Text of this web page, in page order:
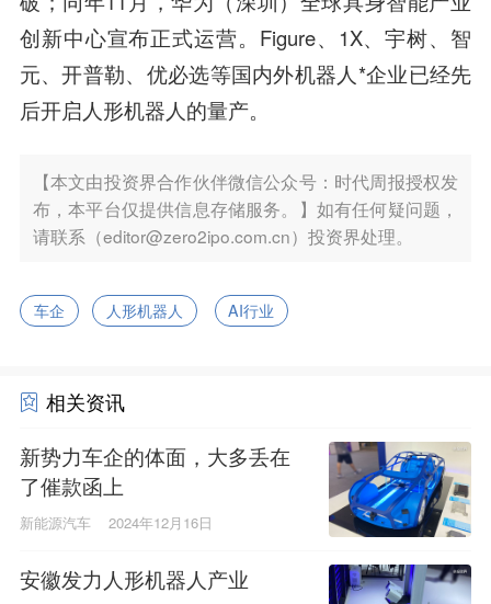
创新中心宣布正式运营。Figure、1X、宇树、智
元、开普勒、优必选等国内外机器人*企业已经先
后开启人形机器人的量产。
【本文由投资界合作伙伴微信公众号：时代周报授权发
布，本平台仅提供信息存储服务。】如有任何疑问题，
请联系（editor@zero2ipo.com.cn）投资界处理。
车企 人形机器人 AI行业
相关资讯
新势力车企的体面，大多丢在
了催款函上
新能源汽车 2024年12月16日
安徽发力人形机器人产业